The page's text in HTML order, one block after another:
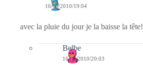
16/09/2010/19:04
avec la pluie du jour je la baisse la
Belbe
16/09/2010/20:03